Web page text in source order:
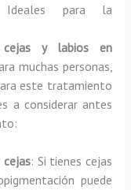
Ideales para la
cejas y labios en
muchas personas,
este tratamiento
a considerar antes
: Si tienes cejas
puede